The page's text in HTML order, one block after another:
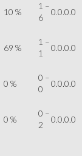
10 %
1 –
6
0.0.0.0
69 %
1 –
1
0.0.0.0
0 %
0 –
0
0.0.0.0
0 %
0 –
2
0.0.0.0